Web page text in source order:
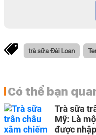
trà sữa Đài Loan
Có thể bạn
Trà sữa
Mỹ: Là
được